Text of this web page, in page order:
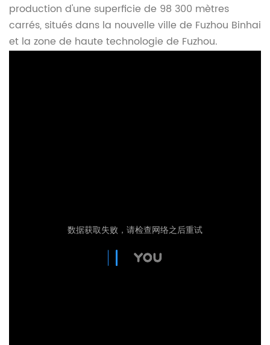
production d'une superficie de 98 300 mètres
carrés, situés dans la nouvelle ville de Fuzhou Binhai
et la zone de haute technologie de Fuzhou.